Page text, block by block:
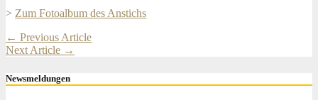
> Zum Fotoalbum des Anstichs
Post
navigation
← Previous Article
Next Article →
Newsmeldungen